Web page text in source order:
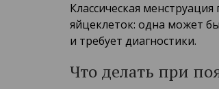
Классическая
яйцеклеток: одна может
и требует диагностики.
Что делать при